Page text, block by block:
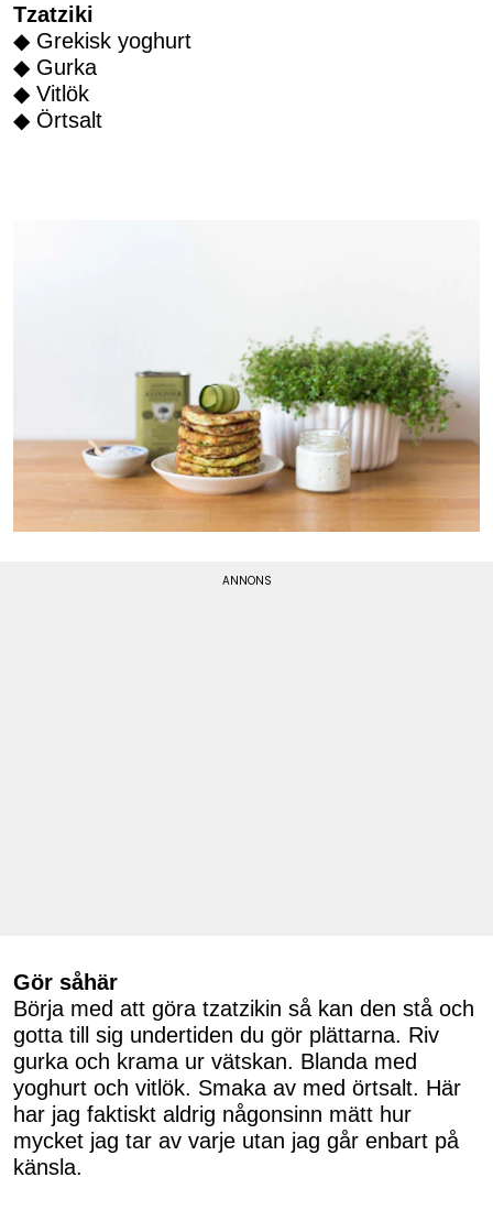
Tzatziki
◆ Grekisk yoghurt
◆ Gurka
◆ Vitlök
◆ Örtsalt
Gör såhär
Börja med att göra tzatzikin så kan den stå och
gotta till sig undertiden du gör plättarna. Riv
gurka och krama ur vätskan. Blanda med
yoghurt och vitlök. Smaka av med örtsalt. Här
har jag faktiskt aldrig någonsinn mätt hur
mycket jag tar av varje utan jag går enbart på
känsla.